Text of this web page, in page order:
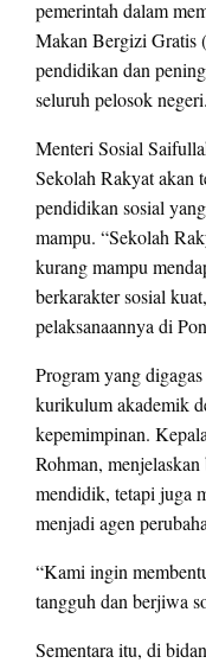
pemerintah dalam
Makan Bergizi Gratis
pendidikan dan
seluruh pelosok negeri.
Menteri Sosial
Sekolah Rakyat akan
pendidikan sosial
mampu. “Sekolah
kurang mampu
berkarakter sosial
pelaksanaannya di
Program yang
kurikulum akademik
kepemimpinan.
Rohman,
mendidik, tetapi juga
menjadi agen
“Kami ingin
tangguh dan berjiwa
Sementara itu, di